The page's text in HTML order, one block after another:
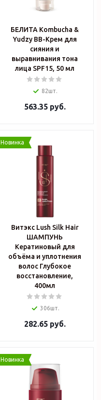
БЕЛИТА Kombucha &
Yudzy ВВ-Крем для
сияния и
выравнивания тона
лица SPF15, 50 мл
82шт.
563.35руб.
Новинка
Витэкс Lush Silk Hair
ШАМПУНЬ
Кератиновый для
объёма и уплотнения
волос Глубокое
восстановление,
400мл
306шт.
282.65руб.
Новинка